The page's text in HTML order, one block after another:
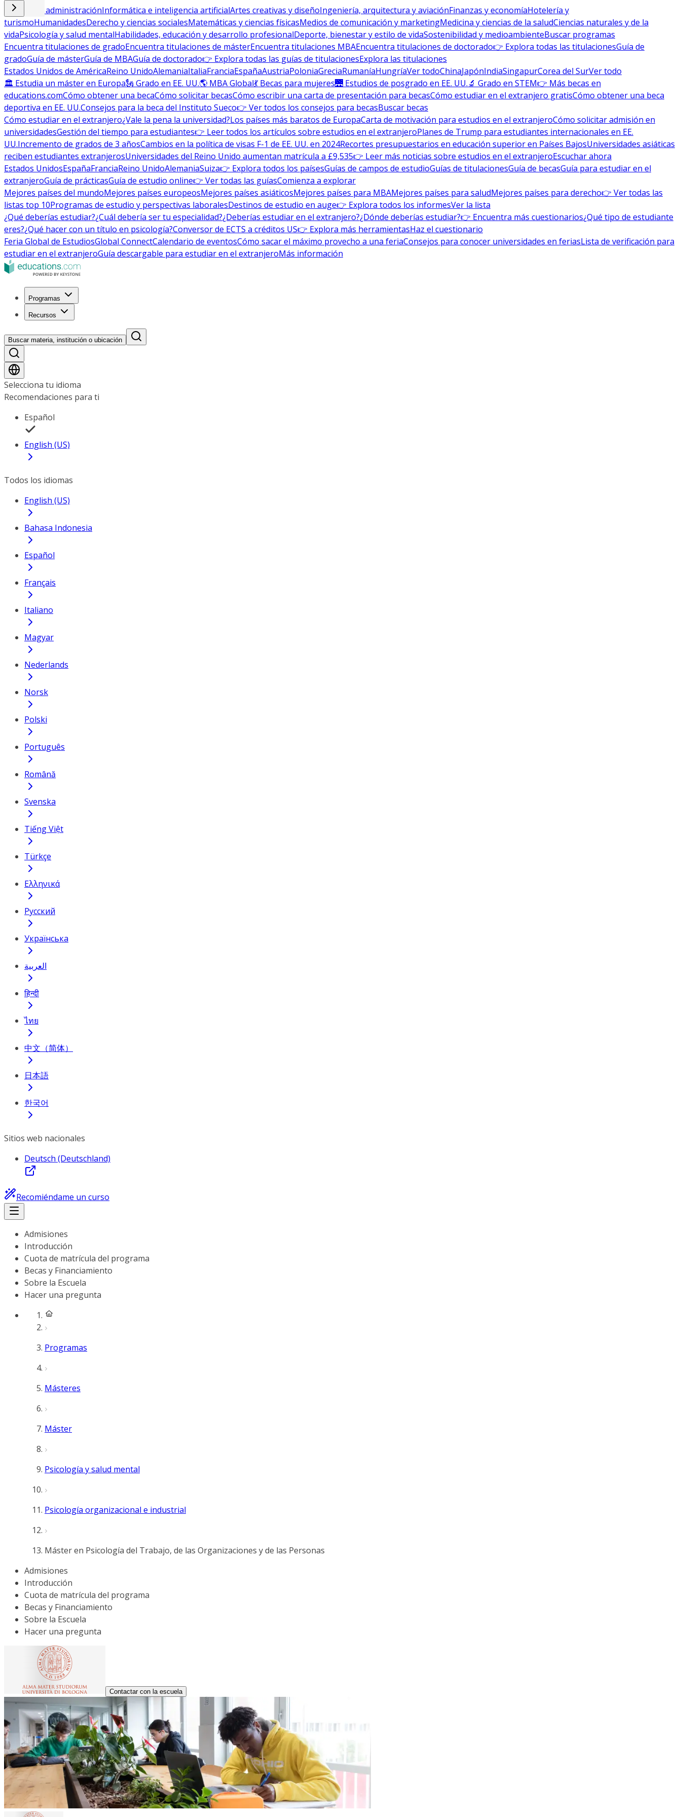
Empresa y administraciónInformática e inteligencia artificialArtes creativas y diseñoIngeniería, arquitectura y aviaciónFinanzas y economíaHotelería y
turismoHumanidadesDerecho y ciencias socialesMatemáticas y ciencias físicasMedios de comunicación y marketingMedicina y ciencias de la saludCiencias naturales y de la
vidaPsicología y salud mentalHabilidades, educación y desarrollo profesionalDeporte, bienestar y estilo de vidaSostenibilidad y medioambienteBuscar programas
Encuentra titulaciones de gradoEncuentra titulaciones de másterEncuentra titulaciones MBAEncuentra titulaciones de doctorado👉 Explora todas las titulacionesGuía de
gradoGuía de másterGuía de MBAGuía de doctorado👉 Explora todas las guías de titulacionesExplora las titulaciones
Estados Unidos de AméricaReino UnidoAlemaniaItaliaFranciaEspañaAustriaPoloniaGreciaRumaníaHungríaVer todoChinaJapónIndiaSingapurCorea del SurVer todo
🏛 Estudia un máster en Europa🗽 Grado en EE. UU.🌎 MBA Global💃 Becas para mujeres🌉 Estudios de posgrado en EE. UU.🔬 Grado en STEM👉 Más becas en
educations.comCómo obtener una becaCómo solicitar becasCómo escribir una carta de presentación para becasCómo estudiar en el extranjero gratisCómo obtener una beca
deportiva en EE. UU.Consejos para la beca del Instituto Sueco👉 Ver todos los consejos para becasBuscar becas
Cómo estudiar en el extranjero¿Vale la pena la universidad?Los países más baratos de EuropaCarta de motivación para estudios en el extranjeroCómo solicitar admisión en
universidadesGestión del tiempo para estudiantes👉 Leer todos los artículos sobre estudios en el extranjeroPlanes de Trump para estudiantes internacionales en EE.
UU.Incremento de grados de 3 añosCambios en la política de visas F-1 de EE. UU. en 2024Recortes presupuestarios en educación superior en Países BajosUniversidades asiáticas
reciben estudiantes extranjerosUniversidades del Reino Unido aumentan matrícula a £9,535👉 Leer más noticias sobre estudios en el extranjeroEscuchar ahora
Estados UnidosEspañaFranciaReino UnidoAlemaniaSuiza👉 Explora todos los paísesGuías de campos de estudioGuías de titulacionesGuía de becasGuía para estudiar en el
extranjeroGuía de prácticasGuía de estudio online👉 Ver todas las guíasComienza a explorar
Mejores países del mundoMejores países europeosMejores países asiáticosMejores países para MBAMejores países para saludMejores países para derecho👉 Ver todas las
listas top 10Programas de estudio y perspectivas laboralesDestinos de estudio en auge👉 Explora todos los informesVer la lista
¿Qué deberías estudiar?¿Cuál debería ser tu especialidad?¿Deberías estudiar en el extranjero?¿Dónde deberías estudiar?👉 Encuentra más cuestionarios¿Qué tipo de estudiante
eres?¿Qué hacer con un título en psicología?Conversor de ECTS a créditos US👉 Explora más herramientasHaz el cuestionario
Feria Global de EstudiosGlobal ConnectCalendario de eventosCómo sacar el máximo provecho a una feriaConsejos para conocer universidades en feriasLista de verificación para
estudiar en el extranjeroGuía descargable para estudiar en el extranjeroMás información
Programas
Recursos
Buscar materia, institución o ubicación
Selecciona tu idioma
Recomendaciones para ti
Español
English (US)
Todos los idiomas
English (US)
Bahasa Indonesia
Español
Français
Italiano
Magyar
Nederlands
Norsk
Polski
Português
Română
Svenska
Tiếng Việt
Türkçe
Ελληνικά
Русский
Українська
العربية
हिन्दी
ไทย
中文（简体）
日本語
한국어
Sitios web nacionales
Deutsch (Deutschland)
Recomiéndame un curso
Admisiones
Introducción
Cuota de matrícula del programa
Becas y Financiamiento
Sobre la Escuela
Hacer una pregunta
Programas
Másteres
Máster
Psicología y salud mental
Psicología organizacional e industrial
Máster en Psicología del Trabajo, de las Organizaciones y de las Personas
Admisiones
Introducción
Cuota de matrícula del programa
Becas y Financiamiento
Sobre la Escuela
Hacer una pregunta
Contactar con la escuela